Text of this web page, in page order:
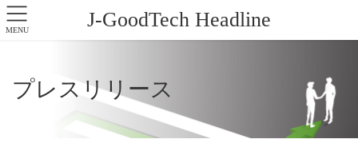
J-GoodTech Headline
プレスリリース
MENU